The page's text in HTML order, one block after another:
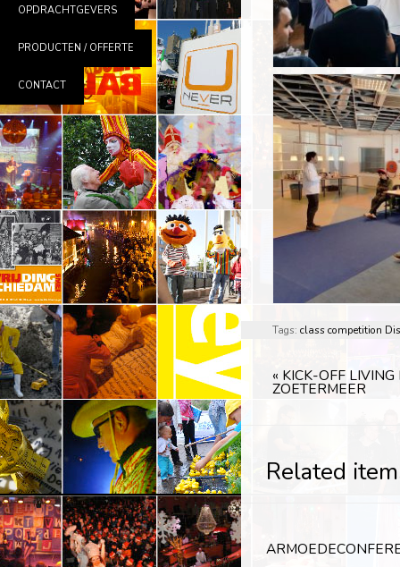
OPDRACHTGEVERS
PRODUCTEN / OFFERTE
CONTACT
Tags: classcompetition
« KICK-OFF
ZOETERMEER
Related